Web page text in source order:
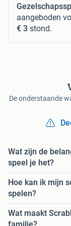
aangeboden
€ 3 stond.
De onderstaande
Wat zijn de
speel je het?
Hoe kan ik mijn
spelen?
Wat maakt